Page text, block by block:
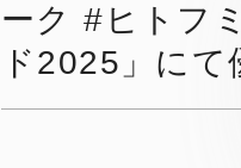
ーク #ヒトフ
ド2025」にて